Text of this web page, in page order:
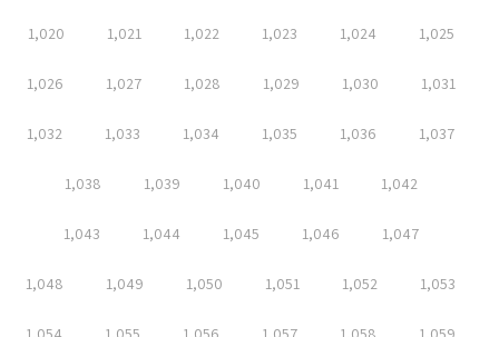
1,020 1,021 1,022 1,023 1,024 1,025
1,026 1,027 1,028 1,029 1,030 1,031
1,032 1,033 1,034 1,035 1,036 1,037
1,038 1,039 1,040 1,041 1,042
1,043 1,044 1,045 1,046 1,047
1,048 1,049 1,050 1,051 1,052 1,053